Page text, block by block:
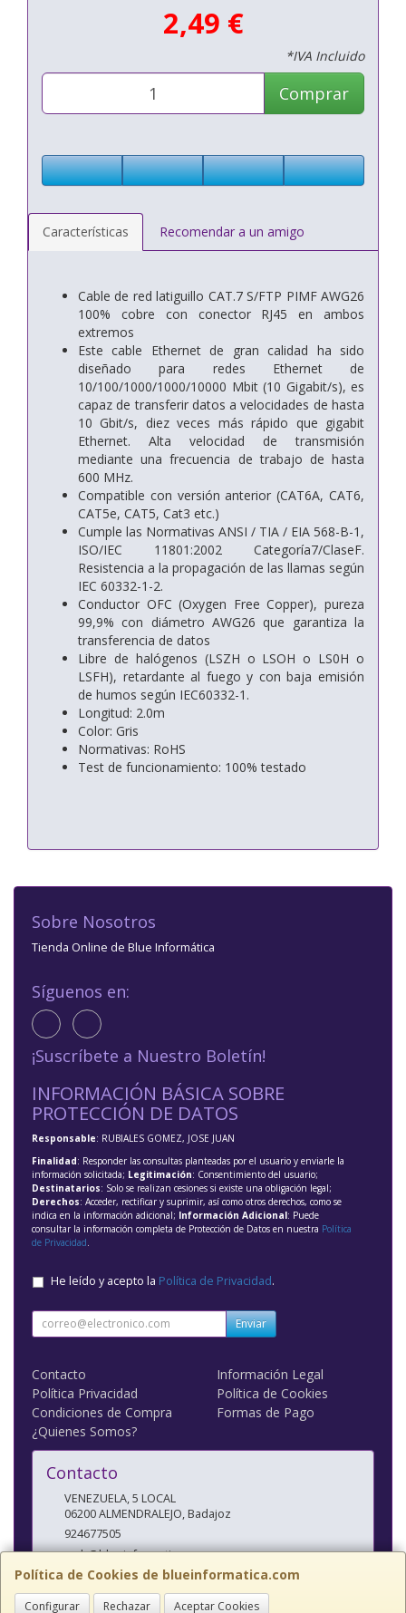
2,49 €
*IVA Incluido
Comprar
Características Recomendar a un amigo
Cable de red latiguillo CAT.7 S/FTP PIMF AWG26
100% cobre con conector RJ45 en ambos
extremos
Este cable Ethernet de gran calidad ha sido
diseñado para redes Ethernet de
10/100/1000/1000/10000 Mbit (10 Gigabit/s), es
capaz de transferir datos a velocidades de hasta
10 Gbit/s, diez veces más rápido que gigabit
Ethernet. Alta velocidad de transmisión
mediante una frecuencia de trabajo de hasta
600 MHz.
Compatible con versión anterior (CAT6A, CAT6,
CAT5e, CAT5, Cat3 etc.)
Cumple las Normativas ANSI / TIA / EIA 568-B-1,
ISO/IEC 11801:2002 Categoría7/ClaseF.
Resistencia a la propagación de las llamas según
IEC 60332-1-2.
Conductor OFC (Oxygen Free Copper), pureza
99,9% con diámetro AWG26 que garantiza la
transferencia de datos
Libre de halógenos (LSZH o LSOH o LS0H o
LSFH), retardante al fuego y con baja emisión
de humos según IEC60332-1.
Longitud: 2.0m
Color: Gris
Normativas: RoHS
Test de funcionamiento: 100% testado
Política de Cookies de blueinformatica.com
Configurar Rechazar Aceptar Cookies
Sobre Nosotros
Tienda Online de Blue Informática
Síguenos en:
¡Suscríbete a Nuestro Boletín!
INFORMACIÓN BÁSICA SOBRE
PROTECCIÓN DE DATOS
Responsable: RUBIALES GOMEZ, JOSE JUAN
Finalidad: Responder las consultas planteadas por el usuario y enviarle la
información solicitada; Legitimación: Consentimiento del usuario;
Destinatarios: Solo se realizan cesiones si existe una obligación legal;
Derechos: Acceder, rectificar y suprimir, así como otros derechos, como se
indica en la información adicional; Información Adicional: Puede
consultar la información completa de Protección de Datos en nuestra Política
de Privacidad
He leído y acepto la Política de Privacidad.
Enviar
Contacto
Información Legal
Política Privacidad
Política de Cookies
Condiciones de Compra
Formas de Pago
¿Quienes Somos?
Contacto
VENEZUELA, 5 LOCAL
06200ALMENDRALEJO,Badajoz
924677505
web@blueinformatica.com